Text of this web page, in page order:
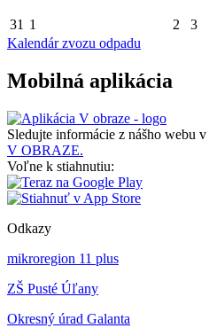
31 1 2 3
Kalendár zvozu odpadu
Mobilná aplikácia
Sledujte informácie z nášho webu v
V OBRAZE.
Voľne k stiahnutiu:
Odkazy
mikroregion 11 plus
ZŠ Pusté Úľany
Okresný úrad Galanta